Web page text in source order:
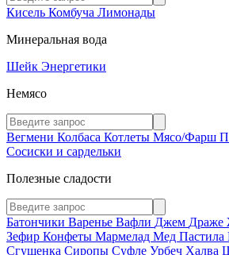
Кисель Комбуча Лимонады
Минеральная вода
Шейк Энергетики
Немясо
Вегмени Колбаса Котлеты Мясо/Фарш
Сосиски и сардельки
Полезные сладости
Батончики Варенье Вафли Джем Драже
Зефир Конфеты Мармелад Мед Пастила
Сгущенка Сиропы Суфле Урбеч Халва